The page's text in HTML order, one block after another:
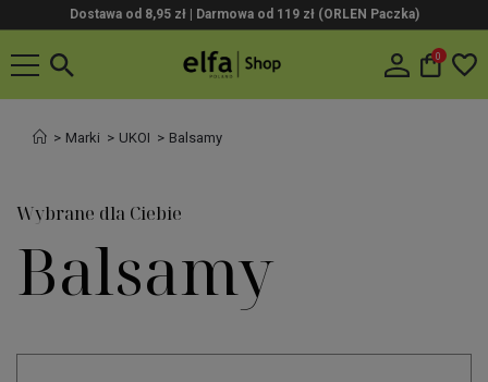
Dostawa od 8,95 zł | Darmowa od 119 zł (ORLEN Paczka)
0
Marki UKOI Balsamy
Wybrane dla Ciebie
Balsamy